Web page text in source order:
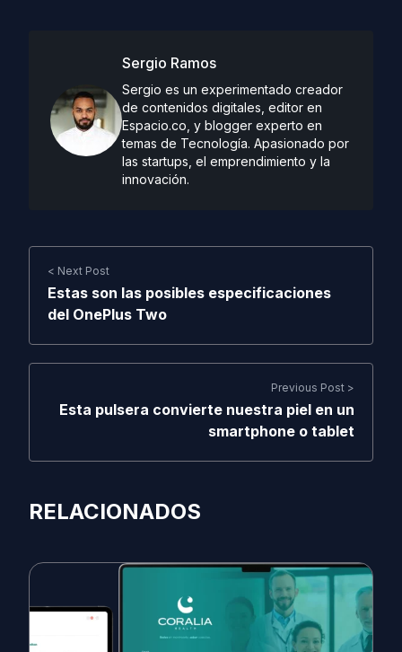
Sergio Ramos
Sergio es un experimentado creador
de contenidos digitales, editor en
Espacio.co, y blogger experto en
temas de Tecnología. Apasionado por
las startups, el emprendimiento y la
innovación.
< Next Post
Estas son las posibles especificaciones
del OnePlus Two
Previous Post >
Esta pulsera convierte nuestra piel en un
smartphone o tablet
RELACIONADOS